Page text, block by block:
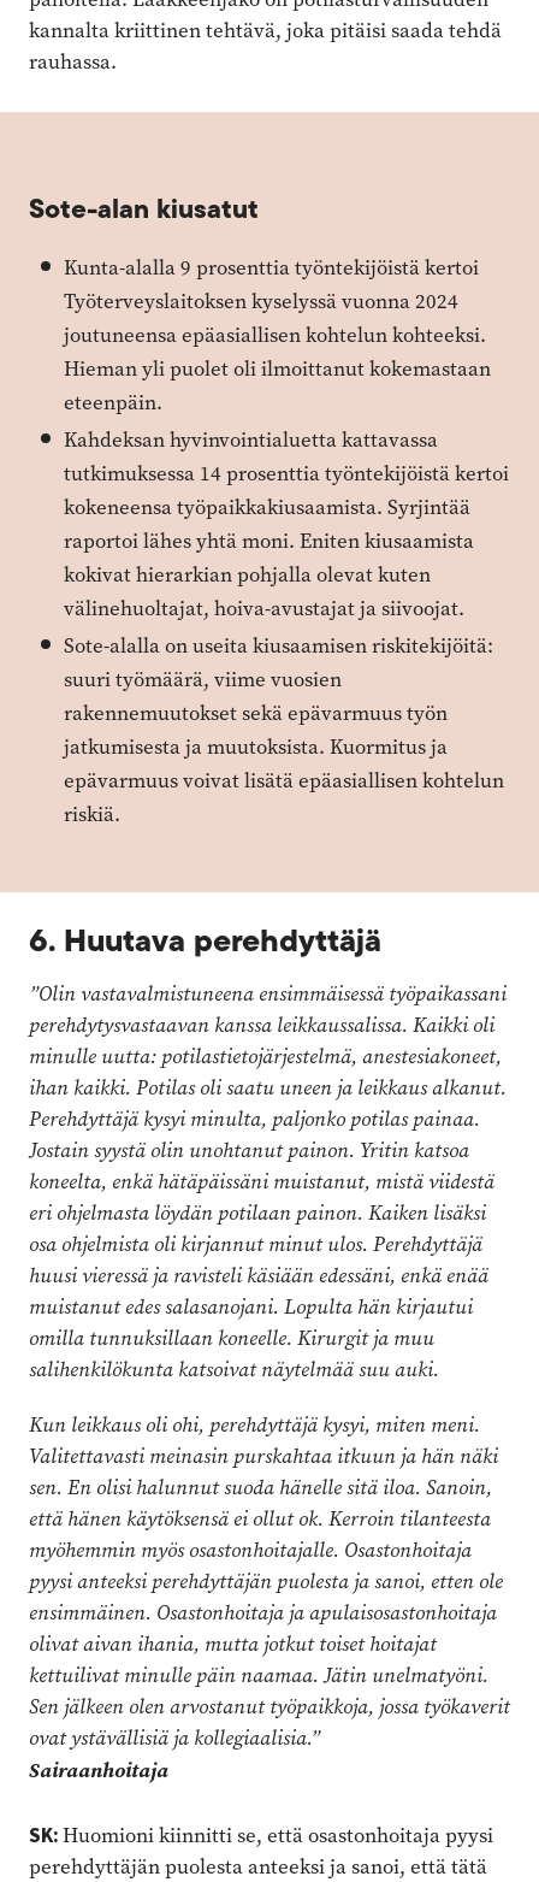
kannalta kriittinen tehtävä, joka pitäisi saada tehdä
rauhassa.
Sote-alan kiusatut
Kunta-alalla 9 prosenttia työntekijöistä kertoi
Työterveyslaitoksen kyselyssä vuonna 2024
joutuneensa epäasiallisen kohtelun kohteeksi.
Hieman yli puolet oli ilmoittanut kokemastaan
eteenpäin.
Kahdeksan hyvinvointialuetta kattavassa
tutkimuksessa 14 prosenttia työntekijöistä kertoi
kokeneensa työpaikkakiusaamista. Syrjintää
raportoi lähes yhtä moni. Eniten kiusaamista
kokivat hierarkian pohjalla olevat kuten
välinehuoltajat, hoiva-avustajat ja siivoojat.
Sote-alalla on useita kiusaamisen riskitekijöitä:
suuri työmäärä, viime vuosien
rakennemuutokset sekä epävarmuus työn
jatkumisesta ja muutoksista. Kuormitus ja
epävarmuus voivat lisätä epäasiallisen kohtelun
riskiä.
6. Huutava perehdyttäjä
”Olin vastavalmistuneena ensimmäisessä työpaikassani
perehdytysvastaavan kanssa leikkaussalissa. Kaikki oli
minulle uutta: potilastietojärjestelmä, anestesiakoneet,
ihan kaikki. Potilas oli saatu uneen ja leikkaus alkanut.
Perehdyttäjä kysyi minulta, paljonko potilas painaa.
Jostain syystä olin unohtanut painon. Yritin katsoa
koneelta, enkä hätäpäissäni muistanut, mistä viidestä
eri ohjelmasta löydän potilaan painon. Kaiken lisäksi
osa ohjelmista oli kirjannut minut ulos. Perehdyttäjä
huusi vieressä ja ravisteli käsiään edessäni, enkä enää
muistanut edes salasanojani. Lopulta hän kirjautui
omilla tunnuksillaan koneelle. Kirurgit ja muu
salihenkilökunta katsoivat näytelmää suu auki.
Kun leikkaus oli ohi, perehdyttäjä kysyi, miten meni.
Valitettavasti meinasin purskahtaa itkuun ja hän näki
sen. En olisi halunnut suoda hänelle sitä iloa. Sanoin,
että hänen käytöksensä ei ollut ok. Kerroin tilanteesta
myöhemmin myös osastonhoitajalle. Osastonhoitaja
pyysi anteeksi perehdyttäjän puolesta ja sanoi, etten ole
ensimmäinen. Osastonhoitaja ja apulaisosastonhoitaja
olivat aivan ihania, mutta jotkut toiset hoitajat
kettuilivat minulle päin naamaa. Jätin unelmatyöni.
Sen jälkeen olen arvostanut työpaikkoja, jossa työkaverit
ovat ystävällisiä ja kollegiaalisia.”
Sairaanhoitaja
SK:Huomioni kiinnitti se, että osastonhoitaja pyysi
perehdyttäjän puolesta anteeksi ja sanoi, että tätä